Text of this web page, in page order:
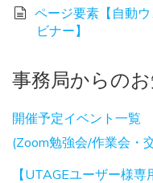
ページ要素【自動ウ
ビナー】
事務局からの
開催予定イベント一覧
(Zoom勉強会/作業会・
【UTAGEユーザー様